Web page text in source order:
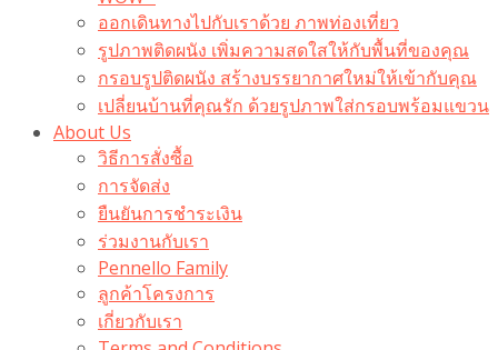
ออกเดินทางไปกับเราด้วย ภาพท่องเที่ยว
รูปภาพติดผนัง เพิ่มความสดใสให้กับพื้นที่ของคุณ
กรอบรูปติดผนัง สร้างบรรยากาศใหม่ให้เข้ากับคุณ
เปลี่ยนบ้านที่คุณรัก ด้วยรูปภาพใส่กรอบพร้อมแขวน​
About Us
วิธีการสั่งซื้อ
การจัดส่ง
ยืนยันการชำระเงิน
ร่วมงานกับเรา
Pennello Family
ลูกค้าโครงการ
เกี่ยวกับเรา